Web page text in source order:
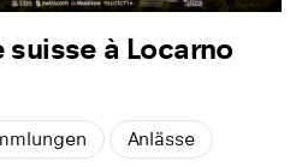
suisse à Locarno
Anlässe